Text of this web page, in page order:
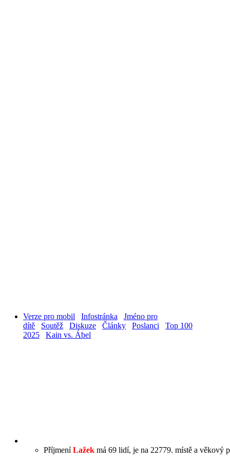
Verze pro mobil Infostránka
Jméno pro
dítě
Soutěž Diskuze Články Poslanci
Top 100
2025
Kain vs. Ábel
PříjmeníLažek má 69 lidí, je na 22779. místě a věkový